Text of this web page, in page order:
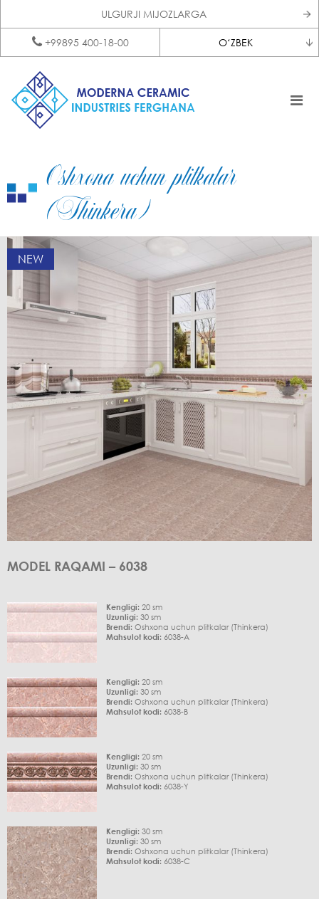
ULGURJI MIJOZLARGA
+99895 400-18-00 OʻZBEK
Oshxona uchun plitkalar
(Thinkera)
NEW
MODEL RAQAMI – 6038
Kengligi: 20 sm
Uzunligi: 30 sm
Brendi: Oshxona uchun plitkalar (Thinkera)
Mahsulot kodi: 6038-A
Kengligi: 20 sm
Uzunligi: 30 sm
Brendi: Oshxona uchun plitkalar (Thinkera)
Mahsulot kodi: 6038-B
Kengligi: 20 sm
Uzunligi: 30 sm
Brendi: Oshxona uchun plitkalar (Thinkera)
Mahsulot kodi: 6038-Y
Kengligi: 30 sm
Uzunligi: 30 sm
Brendi: Oshxona uchun plitkalar (Thinkera)
Mahsulot kodi: 6038-C